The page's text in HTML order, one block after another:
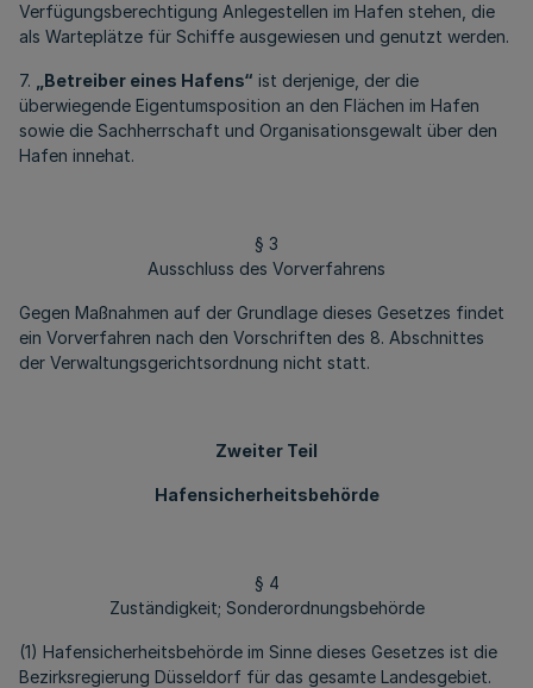
Verfügungsberechtigung Anlegestellen im Hafen stehen, die
als Warteplätze für Schiffe ausgewiesen und genutzt werden.
7. „Betreiber eines Hafens“ ist derjenige, der die
überwiegende Eigentumsposition an den Flächen im Hafen
sowie die Sachherrschaft und Organisationsgewalt über den
Hafen innehat.
§ 3
Ausschluss des Vorverfahrens
Gegen Maßnahmen auf der Grundlage dieses Gesetzes findet
ein Vorverfahren nach den Vorschriften des 8. Abschnittes
der Verwaltungsgerichtsordnung nicht statt.
Zweiter Teil
Hafensicherheitsbehörde
§ 4
Zuständigkeit; Sonderordnungsbehörde
(1) Hafensicherheitsbehörde im Sinne dieses Gesetzes ist die
Bezirksregierung Düsseldorf für das gesamte Landesgebiet.